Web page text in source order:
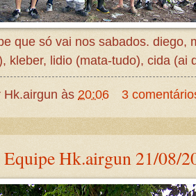
que só vai nos sabados. diego,
kleber, lidio (mata-tudo), cida (ai
Hk.airgun às 20:06 3
Equipe Hk.airgun 21/08/